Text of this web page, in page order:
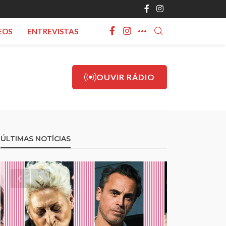
ENTREVISTAS
OUVIR RÁDIO
ÚLTIMAS NOTÍCIAS